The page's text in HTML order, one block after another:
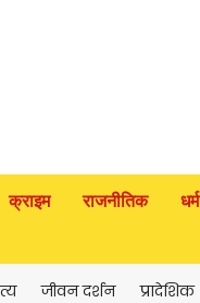
क्राइम राजनीतिक धर्म
जीवन दर्शन प्रादेशिक